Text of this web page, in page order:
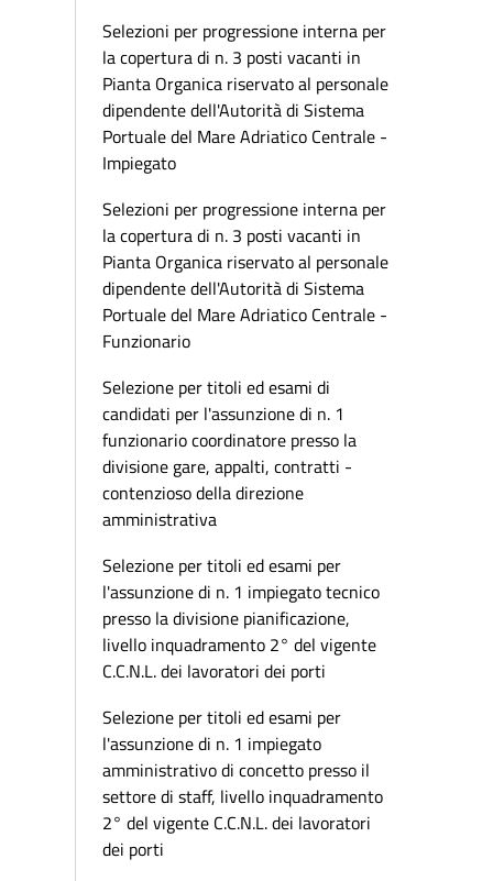
Selezioni per progressione interna per
la copertura di n. 3 posti vacanti in
Pianta Organica riservato al personale
dipendente dell'Autorità di Sistema
Portuale del Mare Adriatico Centrale -
Impiegato
Selezioni per progressione interna per
la copertura di n. 3 posti vacanti in
Pianta Organica riservato al personale
dipendente dell'Autorità di Sistema
Portuale del Mare Adriatico Centrale -
Funzionario
Selezione per titoli ed esami di
candidati per l'assunzione di n. 1
funzionario coordinatore presso la
divisione gare, appalti, contratti -
contenzioso della direzione
amministrativa
Selezione per titoli ed esami per
l'assunzione di n. 1 impiegato tecnico
presso la divisione pianificazione,
livello inquadramento 2° del vigente
C.C.N.L. dei lavoratori dei porti
Selezione per titoli ed esami per
l'assunzione di n. 1 impiegato
amministrativo di concetto presso il
settore di staff, livello inquadramento
2° del vigente C.C.N.L. dei lavoratori
dei porti